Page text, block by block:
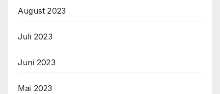
August 2023
Juli 2023
Juni 2023
Mai 2023